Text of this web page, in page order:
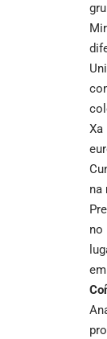
Xa
na
no